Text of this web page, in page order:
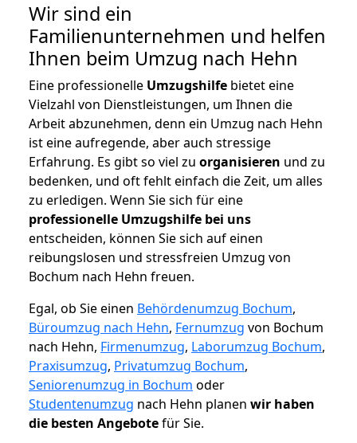
Wir sind ein
Familienunternehmen und helfen
Ihnen beim Umzug nach Hehn
Eine professionelle Umzugshilfe bietet eine
Vielzahl von Dienstleistungen, um Ihnen die
Arbeit abzunehmen, denn ein Umzug nach Hehn
ist eine aufregende, aber auch stressige
Erfahrung. Es gibt so viel zu organisieren und zu
bedenken, und oft fehlt einfach die Zeit, um alles
zu erledigen. Wenn Sie sich für eine
professionelle Umzugshilfe bei uns
entscheiden, können Sie sich auf einen
reibungslosen und stressfreien Umzug von
Bochum nach Hehn freuen.
Egal, ob Sie einen Behördenumzug Bochum,
Büroumzug nach Hehn, Fernumzug von Bochum
nach Hehn, Firmenumzug, Laborumzug Bochum,
Praxisumzug, Privatumzug Bochum,
Seniorenumzug in Bochum oder
Studentenumzug nach Hehn planen wir haben
die besten Angebotefür Sie.